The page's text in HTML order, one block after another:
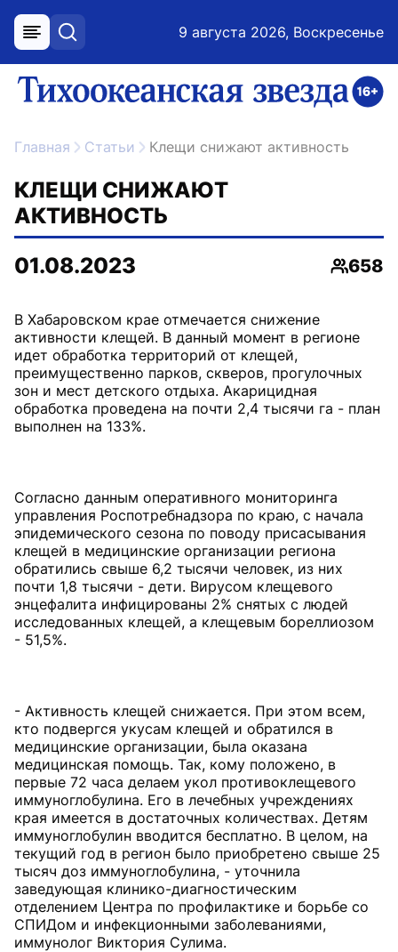
меню поиск 9 августа 2026, Воскресенье
ссылка на главную
Главная Статьи Клещи снижают активность
КЛЕЩИ СНИЖАЮТ
АКТИВНОСТЬ
01.08.2023
658
В Хабаровском крае отмечается снижение
активности клещей. В данный момент в регионе
идет обработка территорий от клещей,
преимущественно парков, скверов, прогулочных
зон и мест детского отдыха. Акарицидная
обработка проведена на почти 2,4 тысячи га - план
выполнен на 133%.
Согласно данным оперативного мониторинга
управления Роспотребнадзора по краю, с начала
эпидемического сезона по поводу присасывания
клещей в медицинские организации региона
обратились свыше 6,2 тысячи человек, из них
почти 1,8 тысячи - дети. Вирусом клещевого
энцефалита инфицированы 2% снятых с людей
исследованных клещей, а клещевым бореллиозом
- 51,5%.
- Активность клещей снижается. При этом всем,
кто подвергся укусам клещей и обратился в
медицинские организации, была оказана
медицинская помощь. Так, кому положено, в
первые 72 часа делаем укол противоклещевого
иммуноглобулина. Его в лечебных учреждениях
края имеется в достаточных количествах. Детям
иммуноглобулин вводится бесплатно. В целом, на
текущий год в регион было приобретено свыше 25
тысяч доз иммуноглобулина, - уточнила
заведующая клинико-диагностическим
отделением Центра по профилактике и борьбе со
СПИДом и инфекционными заболеваниями,
иммунолог Виктория Сулима.